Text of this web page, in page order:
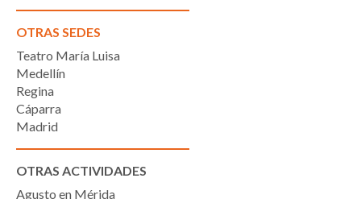
OTRAS SEDES
Teatro María Luisa
Medellín
Regina
Cáparra
Madrid
OTRAS ACTIVIDADES
Agusto en Mérida